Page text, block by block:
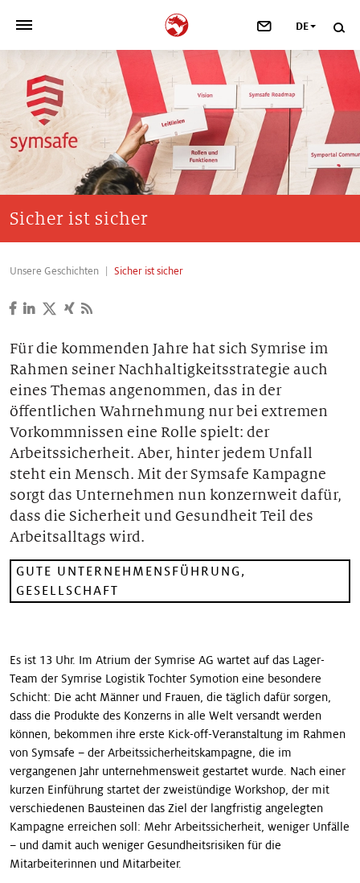
NEWSROOM >
>
>
IHRE KARRIERE >
DE
Sicher ist sicher
Unsere Geschichten Sicher ist sicher
Für die kommenden Jahre hat sich Symrise im
Rahmen seiner Nachhaltigkeitsstrategie auch
eines Themas angenommen, das in der
öffentlichen Wahrnehmung nur bei extremen
Vorkommnissen eine Rolle spielt: der
Arbeitssicherheit. Aber, hinter jedem Unfall
steht ein Mensch. Mit der Symsafe Kam­pagne
sorgt das Unternehmen nun konzernweit dafür,
dass die Sicherheit und Gesundheit Teil des
Arbeitsalltags wird.
GUTE UNTERNEHMENSFÜHRUNG,
GESELLSCHAFT
Es ist 13 Uhr. Im Atrium der Symrise AG wartet auf das Lager-
Team der Symrise Logistik Tochter Symotion eine besondere
Schicht: Die acht Männer und Frauen, die täglich dafür sorgen,
dass die Produkte des Konzerns in alle Welt versandt werden
können, bekommen ihre erste Kick-off-Veranstaltung im Rahmen
von Symsafe – der Arbeitssicherheitskampagne, die im
vergangenen Jahr unternehmensweit gestartet wurde. Nach einer
kurzen Einführung startet der zweistündige Workshop, der mit
verschiedenen Bausteinen das Ziel der langfristig angelegten
Kampagne erreichen soll: Mehr Arbeits­sicherheit, weniger Unfälle
– und damit auch weniger Gesundheitsrisiken für die
Mitarbeiterinnen und Mitarbeiter.